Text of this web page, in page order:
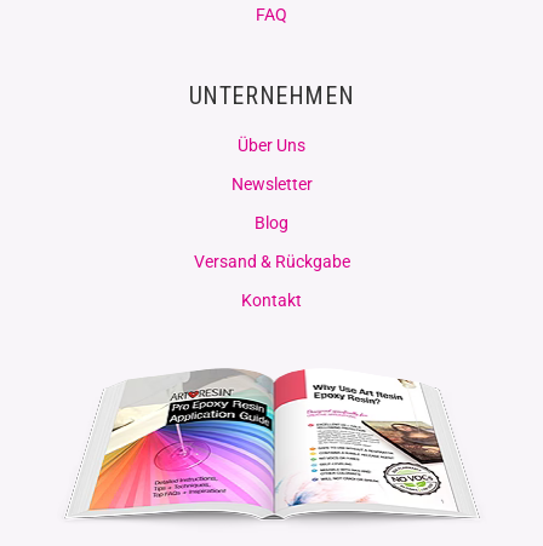
FAQ
UNTERNEHMEN
Über Uns
Newsletter
Blog
Versand & Rückgabe
Kontakt